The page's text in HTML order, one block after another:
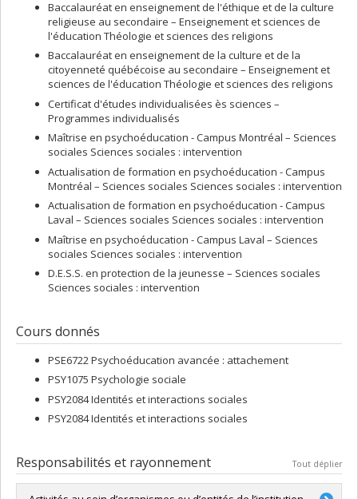
Baccalauréat en enseignement de l'éthique et de la culture
religieuse au secondaire – Enseignement et sciences de
l'éducation Théologie et sciences des religions
Baccalauréat en enseignement de la culture et de la
citoyenneté québécoise au secondaire – Enseignement et
sciences de l'éducation Théologie et sciences des religions
Certificat d'études individualisées ès sciences –
Programmes individualisés
Maîtrise en psychoéducation - Campus Montréal – Sciences
sociales Sciences sociales : intervention
Actualisation de formation en psychoéducation - Campus
Montréal – Sciences sociales Sciences sociales : intervention
Actualisation de formation en psychoéducation - Campus
Laval – Sciences sociales Sciences sociales : intervention
Maîtrise en psychoéducation - Campus Laval – Sciences
sociales Sciences sociales : intervention
D.E.S.S. en protection de la jeunesse – Sciences sociales
Sciences sociales : intervention
Cours donnés
PSE6722 Psychoéducation avancée : attachement
PSY1075 Psychologie sociale
PSY2084 Identités et interactions sociales
PSY2084 Identités et interactions sociales
Responsabilités et rayonnement Tout déplier